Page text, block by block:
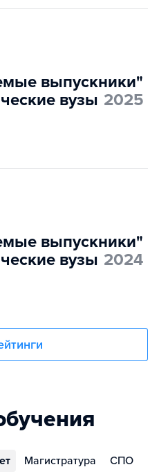
выпускники"
вузы 2025
выпускники"
вузы 2024
Магистратура СПО